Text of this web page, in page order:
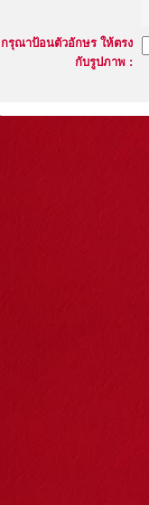
กรุณาป้อนตัวอักษร ให้ตรง
กับรูปภาพ :